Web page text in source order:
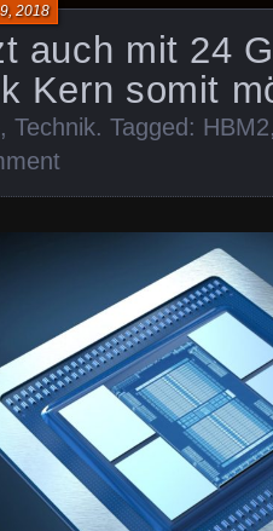
auch mit 24
Kern somit
2018
, Technik. Tagged: HBM2